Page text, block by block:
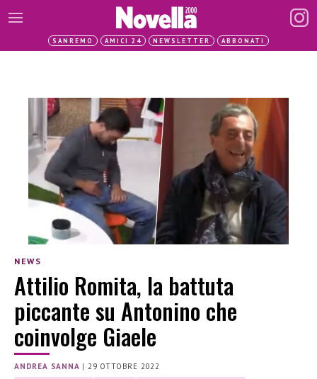
SANREMO AMICI 24 NEWSLETTER ABBONATI
NEWS
Attilio Romita, la battuta
piccante su Antonino che
coinvolge Giaele
ANDREA SANNA |29 OTTOBRE 2022